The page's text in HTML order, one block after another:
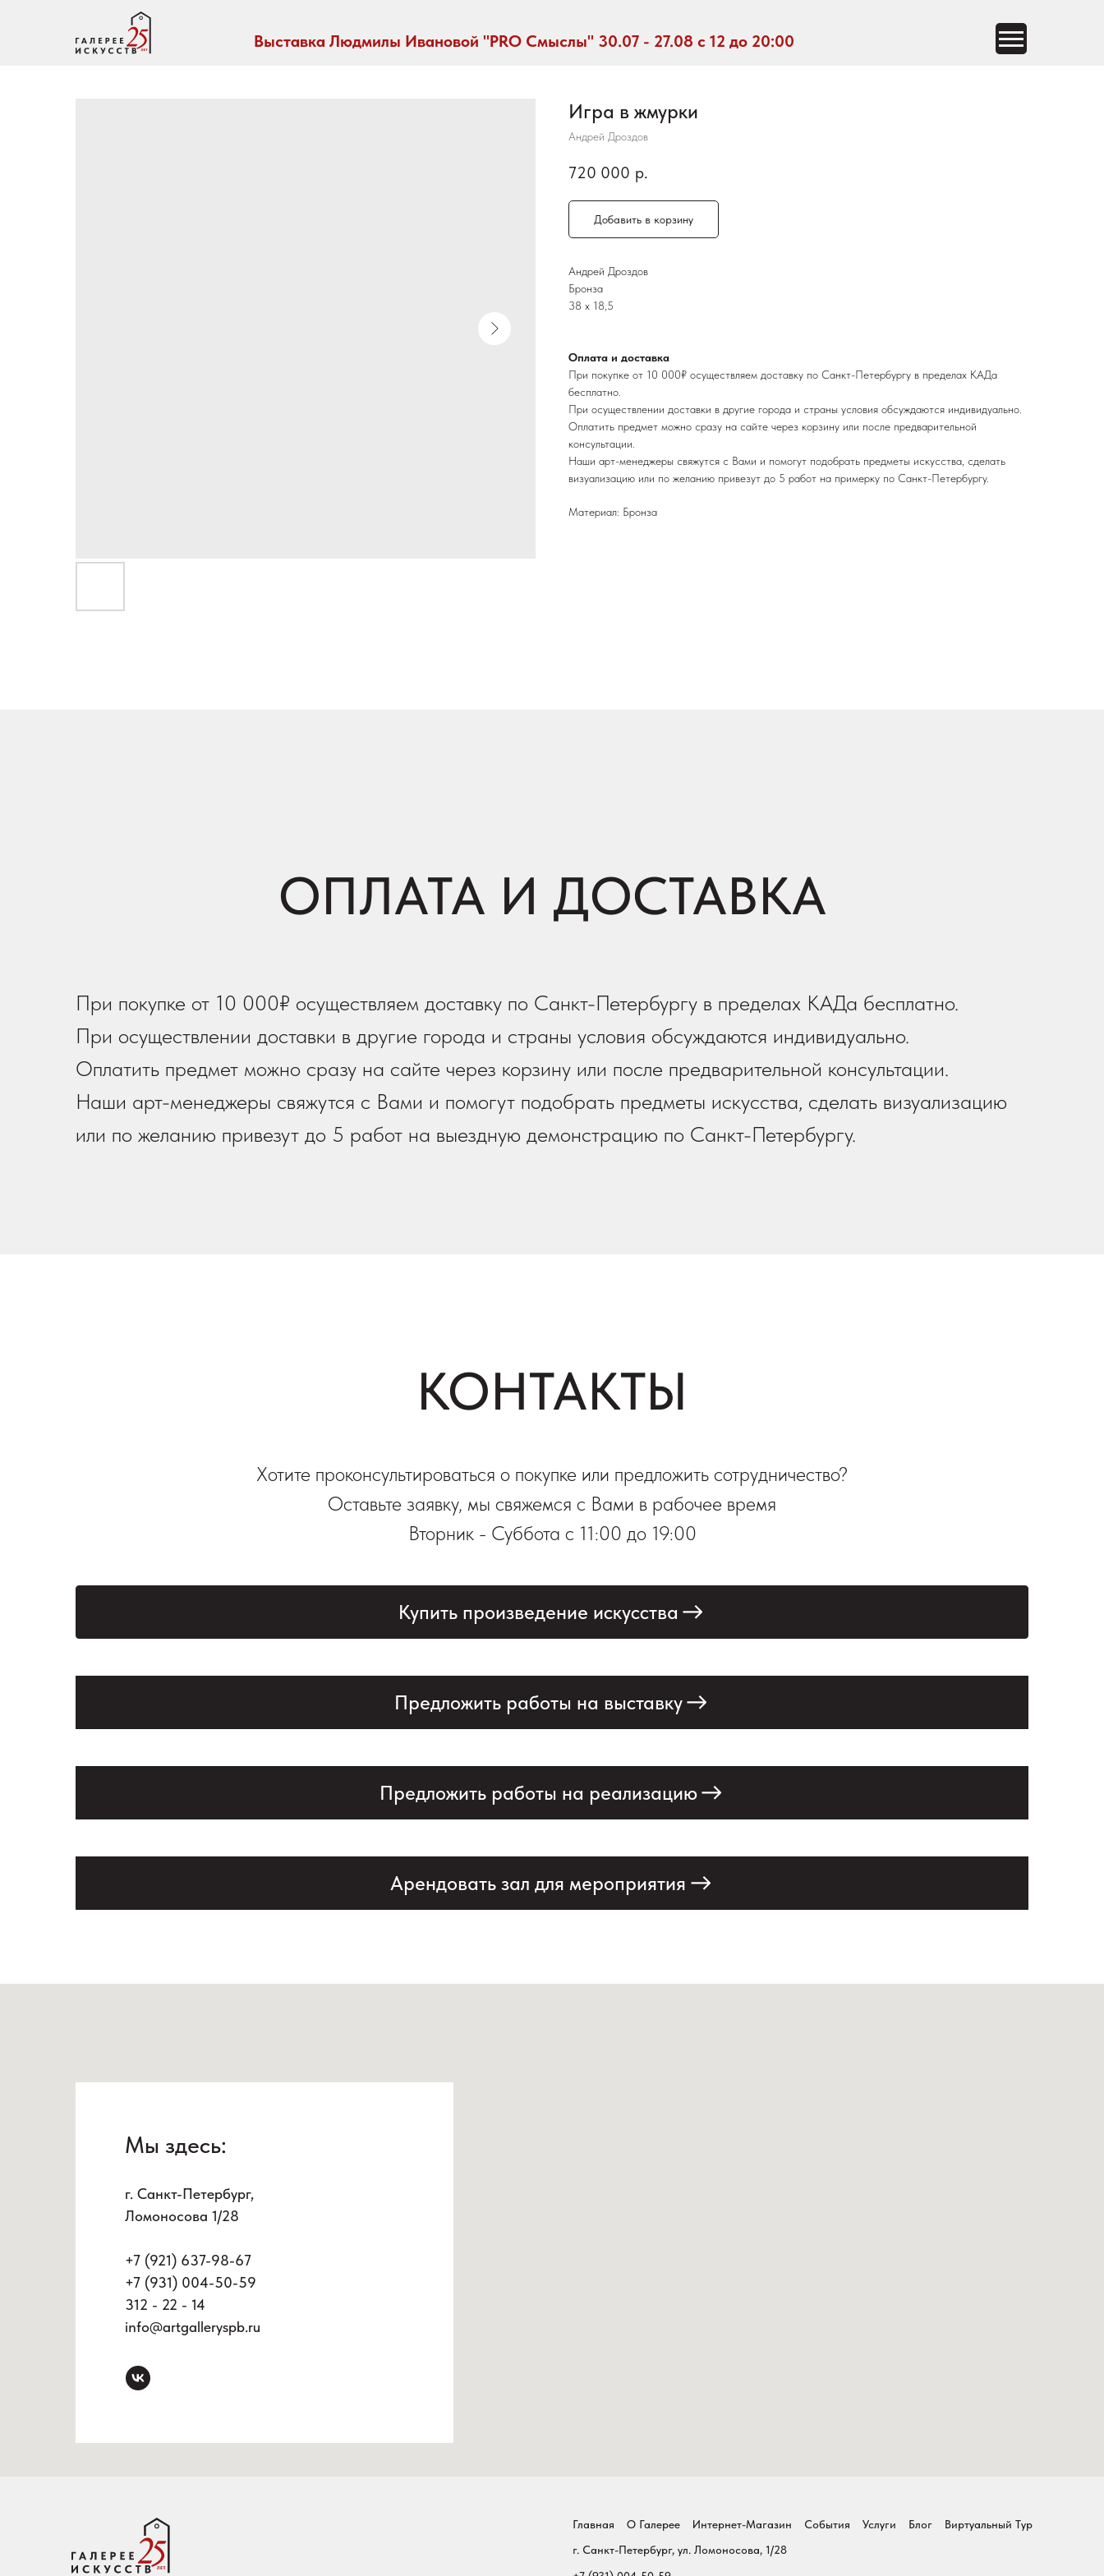
Выставка Людмилы Ивановой "PRO Смыслы" 30.07 - 27.08 с 12 до 20:00
Игра в жмурки
Андрей Дроздов
720 000 р.
Добавить в корзину
Андрей Дроздов
Бронза
38 х 18,5
Оплата и доставка
При покупке от 10 000₽ осуществляем доставку по Санкт-Петербургу в пределах КАДа
бесплатно.
При осуществлении доставки в другие города и страны условия обсуждаются индивидуально.
Оплатить предмет можно сразу на сайте через корзину или после предварительной
консультации.
Наши арт-менеджеры свяжутся с Вами и помогут подобрать предметы искусства, сделать
визуализацию или по желанию привезут до 5 работ на примерку по Санкт-Петербургу.
Материал: Бронза
ОПЛАТА И ДОСТАВКА
При покупке от 10 000₽ осуществляем доставку по Санкт-Петербургу в пределах КАДа бесплатно.
При осуществлении доставки в другие города и страны условия обсуждаются индивидуально.
Оплатить предмет можно сразу на сайте через корзину или после предварительной консультации.
Наши арт-менеджеры свяжутся с Вами и помогут подобрать предметы искусства, сделать визуализацию
или по желанию привезут до 5 работ на выездную демонстрацию по Санкт-Петербургу.
КОНТАКТЫ
Хотите проконсультироваться о покупке или предложить сотрудничество?
Оставьте заявку, мы свяжемся с Вами в рабочее время
Вторник - Суббота с 11:00 до 19:00
Купить произведение искусства
Предложить работы на выставку
Предложить работы на реализацию
Арендовать зал для мероприятия
Мы здесь:
г. Санкт-Петербург,
Ломоносова 1/28
+7 (921) 637-98-67
+7 (931) 004-50-59
312 - 22 - 14
info@artgalleryspb.ru
Главная О Галерее Интернет-Магазин События Услуги Блог
Виртуальный Тур
г. Санкт-Петербург, ул. Ломоносова, 1/28